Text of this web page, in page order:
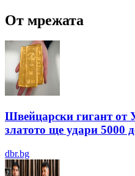
От мрежата
Швейцарски гигант от
златото ще удари 5000
dbr.bg